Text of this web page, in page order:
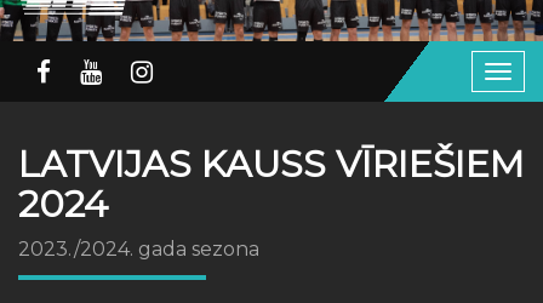
LATVIJAS KAUSS VĪRIEŠIEM
2024
2023./2024. gada sezona